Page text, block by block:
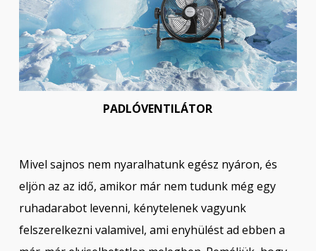
PADLÓVENTILÁTOR
Mivel sajnos nem nyaralhatunk egész nyáron, és
eljön az az idő, amikor már nem tudunk még egy
ruhadarabot levenni, kénytelenek vagyunk
felszerelkezni valamivel, ami enyhülést ad ebben a